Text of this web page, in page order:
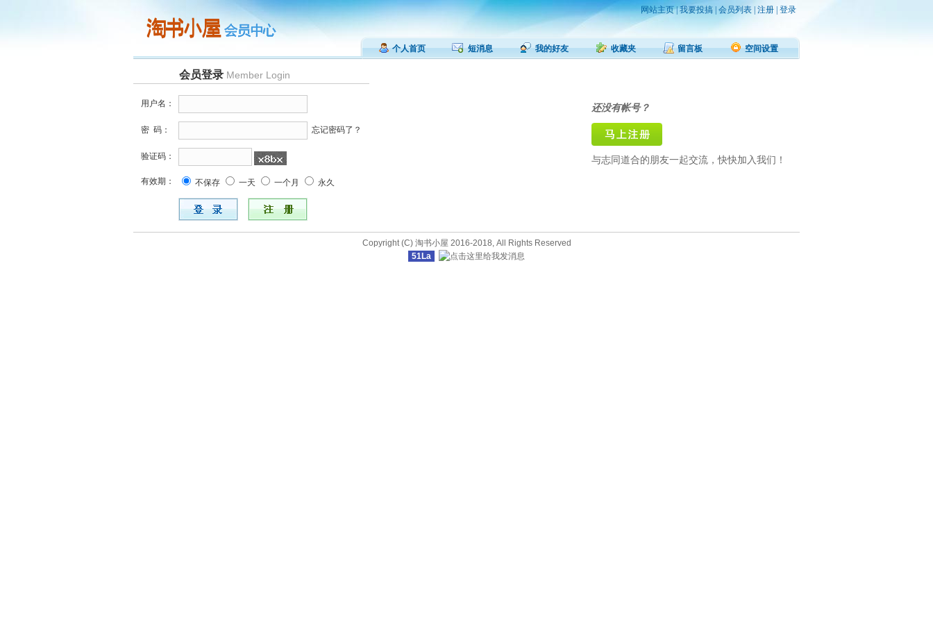
网站主页|我要投搞 会员列表 注册 登录
个人首页 短消息 我的好友 收藏夹 留言板 空间设置
会员登录 Member Login
用户名：
密 码： 忘记密码了？
验证码：
有效期： 不保存 一天 一个月 永久
还没有帐号？
与志同道合的朋友一起交流，快快加入我们！
Copyright (C) 淘书小屋 2016-2018, All Rights Reserved
51La